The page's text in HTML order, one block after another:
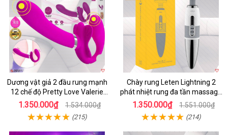
Dương vật giả 2 đầu rung mạnh
12 chế độ Pretty Love Valerie
mua ngay
1.350.000₫ 1.534.000₫
(215)
Chày rung Leten Lightning 2
phát nhiệt rung đa tần massage
toàn thân kích thích
1.350.000₫ 1.551.000₫
(214)